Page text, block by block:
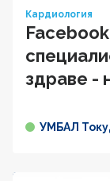
Кардиология
здраве -
УМБАЛ